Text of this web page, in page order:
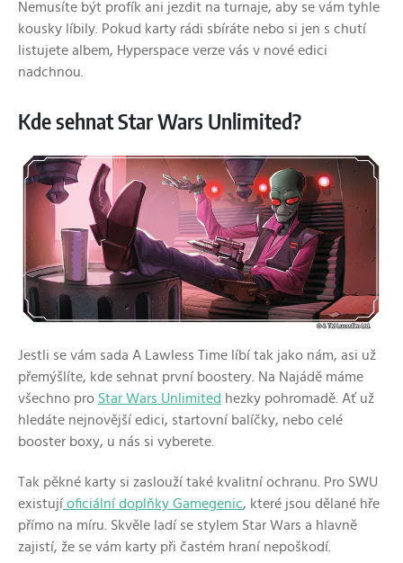
Nemusíte být profík ani jezdit na turnaje, aby se vám tyhle
kousky líbily. Pokud karty rádi sbíráte nebo si jen s chutí
listujete albem, Hyperspace verze vás v nové edici
nadchnou.
Kde sehnat Star Wars Unlimited?
Jestli se vám sada A Lawless Time líbí tak jako nám, asi už
přemýšlíte, kde sehnat první boostery. Na Najádě máme
všechno pro Star Wars Unlimited hezky pohromadě. Ať už
hledáte nejnovější edici, startovní balíčky, nebo celé
booster boxy, u nás si vyberete.
Tak pěkné karty si zaslouží také kvalitní ochranu. Pro SWU
existují oficiální doplňky Gamegenic, které jsou dělané hře
přímo na míru. Skvěle ladí se stylem Star Wars a hlavně
zajistí, že se vám karty při častém hraní nepoškodí.